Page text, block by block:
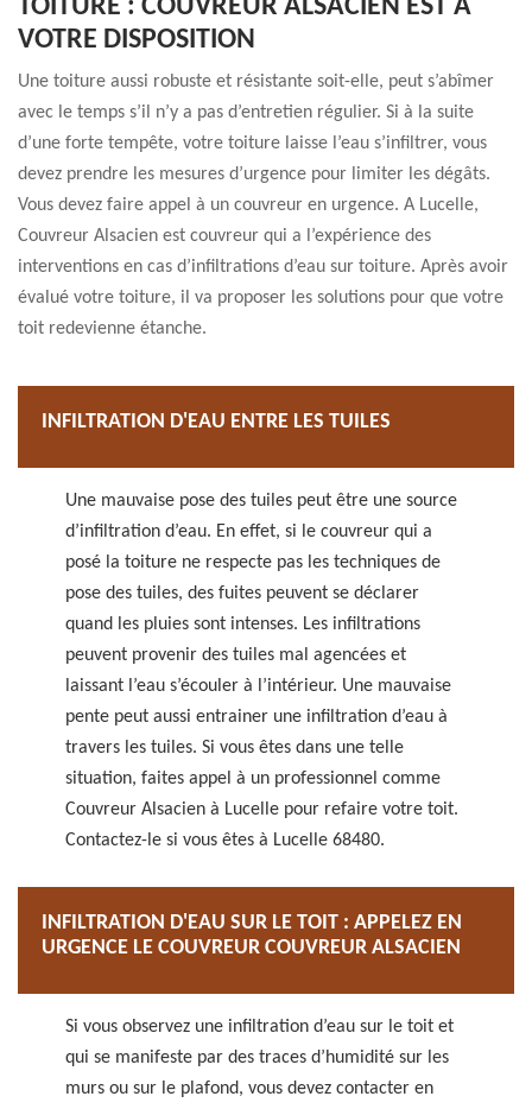
TOITURE : COUVREUR ALSACIEN EST À
VOTRE DISPOSITION
Une toiture aussi robuste et résistante soit-elle, peut s’abîmer
avec le temps s’il n’y a pas d’entretien régulier. Si à la suite
d’une forte tempête, votre toiture laisse l’eau s’infiltrer, vous
devez prendre les mesures d’urgence pour limiter les dégâts.
Vous devez faire appel à un couvreur en urgence. A Lucelle,
Couvreur Alsacien est couvreur qui a l’expérience des
interventions en cas d’infiltrations d’eau sur toiture. Après avoir
évalué votre toiture, il va proposer les solutions pour que votre
toit redevienne étanche.
INFILTRATION D'EAU ENTRE LES TUILES
Une mauvaise pose des tuiles peut être une source
d’infiltration d’eau. En effet, si le couvreur qui a
posé la toiture ne respecte pas les techniques de
pose des tuiles, des fuites peuvent se déclarer
quand les pluies sont intenses. Les infiltrations
peuvent provenir des tuiles mal agencées et
laissant l’eau s’écouler à l’intérieur. Une mauvaise
pente peut aussi entrainer une infiltration d’eau à
travers les tuiles. Si vous êtes dans une telle
situation, faites appel à un professionnel comme
Couvreur Alsacien à Lucelle pour refaire votre toit.
Contactez-le si vous êtes à Lucelle 68480.
INFILTRATION D'EAU SUR LE TOIT : APPELEZ EN
URGENCE LE COUVREUR COUVREUR ALSACIEN
Si vous observez une infiltration d’eau sur le toit et
qui se manifeste par des traces d’humidité sur les
murs ou sur le plafond, vous devez contacter en